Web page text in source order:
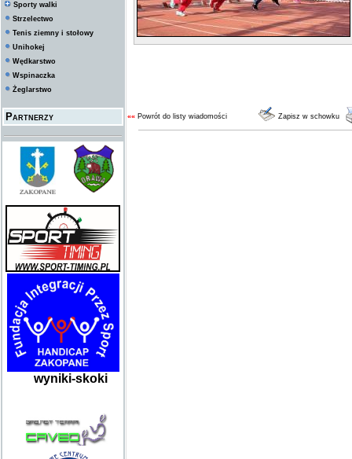
Sporty walki
Strzelectwo
Tenis ziemny i stołowy
Unihokej
Wędkarstwo
Wspinaczka
Żeglarstwo
Partnerzy
wyniki-skoki
«« Powrót do listy wiadomości Zapisz w schowku